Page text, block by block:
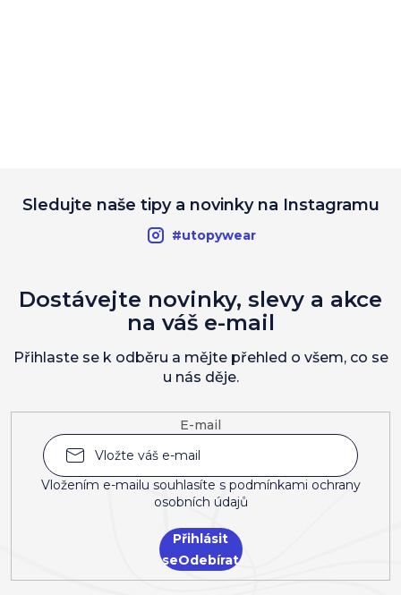
Sledujte naše tipy a novinky na Instagramu
#utopywear
E-mail
Vložením e-mailu souhlasíte s podmínkami ochrany
osobních údajů
Přihlásit
se
Dostávejte novinky, slevy a akce
na váš e-mail
Přihlaste se k odběru a mějte přehled o všem, co se
u nás děje.